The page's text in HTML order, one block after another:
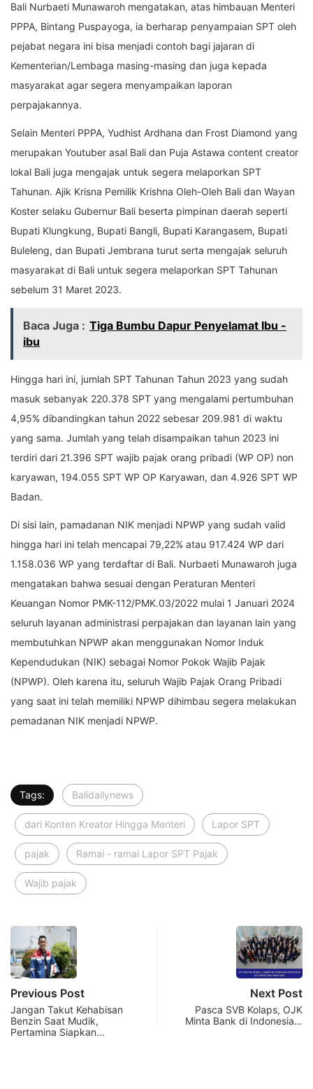
Bali Nurbaeti Munawaroh mengatakan, atas himbauan Menteri
PPPA, Bintang Puspayoga, ia berharap penyampaian SPT oleh
pejabat negara ini bisa menjadi contoh bagi jajaran di
Kementerian/Lembaga masing-masing dan juga kepada
masyarakat agar segera menyampaikan laporan
perpajakannya.
Selain Menteri PPPA, Yudhist Ardhana dan Frost Diamond yang
merupakan Youtuber asal Bali dan Puja Astawa content creator
lokal Bali juga mengajak untuk segera melaporkan SPT
Tahunan. Ajik Krisna Pemilik Krishna Oleh-Oleh Bali dan Wayan
Koster selaku Gubernur Bali beserta pimpinan daerah seperti
Bupati Klungkung, Bupati Bangli, Bupati Karangasem, Bupati
Buleleng, dan Bupati Jembrana turut serta mengajak seluruh
masyarakat di Bali untuk segera melaporkan SPT Tahunan
sebelum 31 Maret 2023.
Baca Juga : Tiga Bumbu Dapur Penyelamat Ibu -
ibu
Hingga hari ini, jumlah SPT Tahunan Tahun 2023 yang sudah
masuk sebanyak 220.378 SPT yang mengalami pertumbuhan
4,95% dibandingkan tahun 2022 sebesar 209.981 di waktu
yang sama. Jumlah yang telah disampaikan tahun 2023 ini
terdiri dari 21.396 SPT wajib pajak orang pribadi (WP OP) non
karyawan, 194.055 SPT WP OP Karyawan, dan 4.926 SPT WP
Badan.
Di sisi lain, pamadanan NIK menjadi NPWP yang sudah valid
hingga hari ini telah mencapai 79,22% atau 917.424 WP dari
1.158.036 WP yang terdaftar di Bali. Nurbaeti Munawaroh juga
mengatakan bahwa sesuai dengan Peraturan Menteri
Keuangan Nomor PMK-112/PMK.03/2022 mulai 1 Januari 2024
seluruh layanan administrasi perpajakan dan layanan lain yang
membutuhkan NPWP akan menggunakan Nomor Induk
Kependudukan (NIK) sebagai Nomor Pokok Wajib Pajak
(NPWP). Oleh karena itu, seluruh Wajib Pajak Orang Pribadi
yang saat ini telah memiliki NPWP dihimbau segera melakukan
pemadanan NIK menjadi NPWP.
Tags: Balidailynews
dari Konten Kreator Hingga Menteri Lapor SPT
pajak Ramai - ramai Lapor SPT Pajak
Wajib pajak
Previous Post
Jangan Takut Kehabisan
Benzin Saat Mudik,
Pertamina Siapkan…
Next Post
Pasca SVB Kolaps, OJK
Minta Bank di Indonesia…